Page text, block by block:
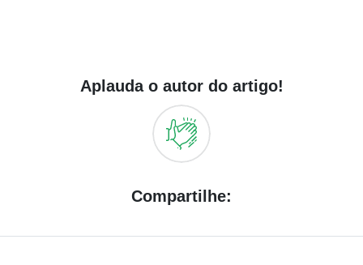
Aplauda o autor do artigo!
Compartilhe: